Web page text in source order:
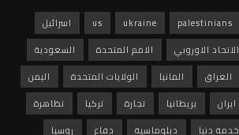
palestinians
ukraine
us
اسرائيل
الاتحاد الاوروبي الامم المتحدة
السعودية
العراق المانيا الولايات المتحدة
اليمن
ايران بريطانيا تجارة تركيا
تظاهرة
خدمة دنيا دبلوماسية دفاع روسيا